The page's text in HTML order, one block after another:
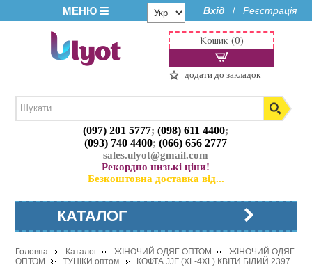
МЕНЮ Вхід / Реєстрація
(097) 201 5777;(098) 611 4400;
(093) 740 4400;(066) 656 2777
sales.ulyot@gmail.com
Рекордно низькі ціни!
Безкоштовна доставка від...
Кошик (0)
додати до закладок
КАТАЛОГ
Головна Каталог ЖІНОЧИЙ ОДЯГ ОПТОМ
ЖІНОЧИЙ ОДЯГ
ОПТОМ
ТУНІКИ оптом КОФТА JJF (XL-4XL) КВІТИ БІЛИЙ 2397